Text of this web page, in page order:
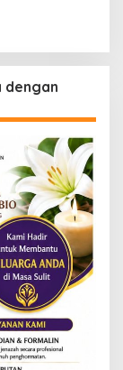
dengan